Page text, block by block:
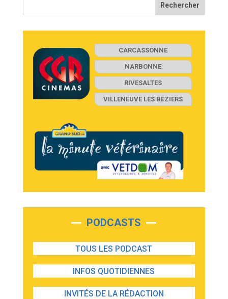
CARCASSONNE
NARBONNE
RIVESALTES
VILLENEUVE LES BEZIERS
PODCASTS
TOUS LES PODCAST
INFOS QUOTIDIENNES
INVITÉS DE LA RÉDACTION